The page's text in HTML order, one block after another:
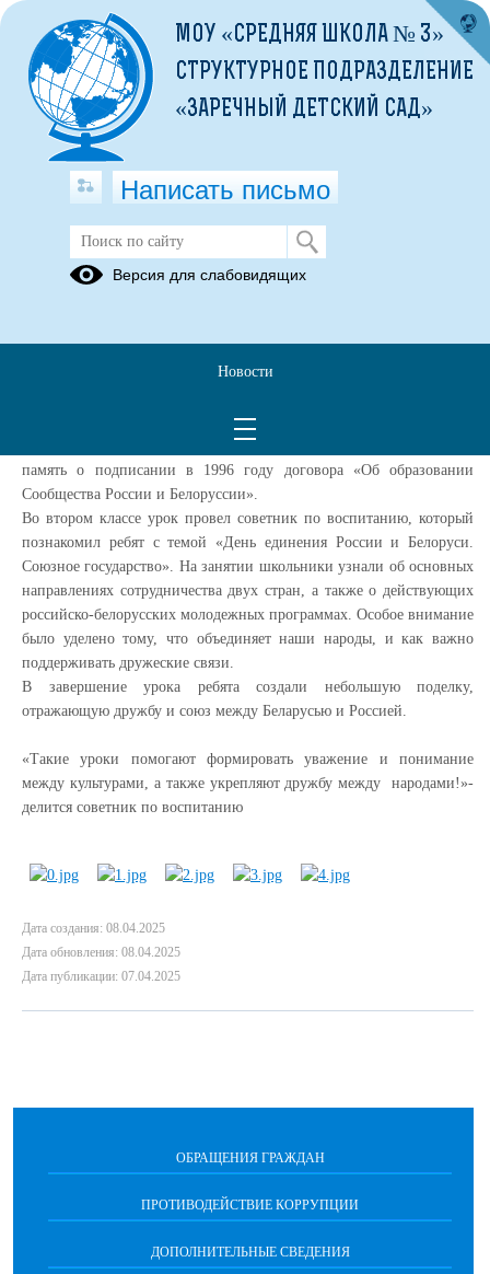
Урок «Разговоры о важном»: День
единения народов России и
«Разговоры о важном», посвященный Дню единения народов
память о подписании в 1996 году договора «Об образовании
Сообщества России и Белоруссии».
Во втором классе урок провел советник по воспитанию, который
познакомил ребят с темой «День единения России и Белоруси.
Союзное государство». На занятии школьники узнали об основных
направлениях сотрудничества двух стран, а также о действующих
российско-белорусских молодежных программах. Особое внимание
было уделено тому, что объединяет наши народы, и как важно
поддерживать дружеские связи.
В завершение урока ребята создали небольшую поделку,
отражающую дружбу и союз между Беларусью и Россией.
«Такие уроки помогают формировать уважение и понимание
между культурами, а также укрепляют дружбу между народами!»-
делится советник по воспитанию
Дата создания: 08.04.2025
Дата обновления: 08.04.2025
Дата публикации: 07.04.2025
ОБРАЩЕНИЯ ГРАЖДАН
ПРОТИВОДЕЙСТВИЕ КОРРУПЦИИ
ДОПОЛНИТЕЛЬНЫЕ СВЕДЕНИЯ
МОУ «СРЕДНЯЯ ШКОЛА № 3»
СТРУКТУРНОЕ ПОДРАЗДЕЛЕНИЕ
«ЗАРЕЧНЫЙ ДЕТСКИЙ САД»
Написать письмо
Версия для слабовидящих
Новости